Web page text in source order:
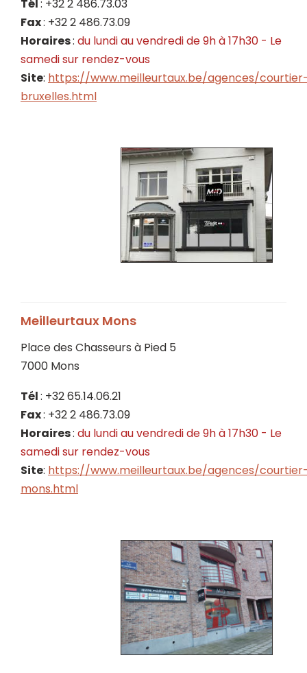
Tél: +32 2 486.73.03
Fax: +32 2 486.73.09
Horaires: du lundi au vendredi de 9h à 17h30 - Le
samedisur rendez-vous
Site: https://www.meilleurtaux.be/agences/
bruxelles.html
Meilleurtaux Mons
Place des Chasseurs à Pied 5
7000 Mons
Tél: +32 65.14.06.21
Fax: +32 2 486.73.09
Horaires: du lundi au vendredi de 9h à 17h30 - Le
samedisur rendez-vous
Site: https://www.meilleurtaux.be/agences/
mons.html